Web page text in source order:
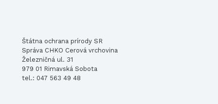
Štátna ochrana prírody SR
Správa CHKO Cerová vrchovina
Železničná ul. 31
979 01 Rimavská Sobota
tel.: 047 563 49 48